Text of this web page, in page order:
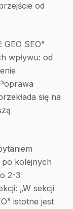
od
SEO”
wpływu: od
się na
kolejnych
2-3
„W sekcji
istotne jest